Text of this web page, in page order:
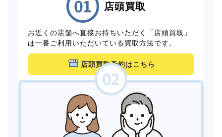
店頭買取
お近くの店舗へ直接お持ちいただく「店頭買取」
は一番ご利用いただいている買取方法です。
店頭買取予約はこちら